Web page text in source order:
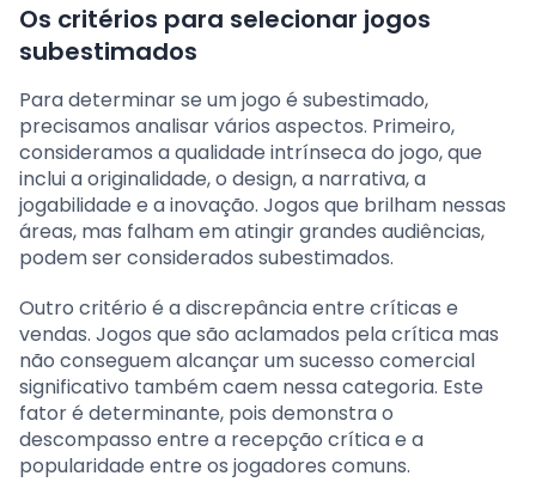
Os critérios para selecionar jogos
subestimados
Para determinar se um jogo é subestimado,
precisamos analisar vários aspectos. Primeiro,
consideramos a qualidade intrínseca do jogo, que
inclui a originalidade, o design, a narrativa, a
jogabilidade e a inovação. Jogos que brilham nessas
áreas, mas falham em atingir grandes audiências,
podem ser considerados subestimados.
Outro critério é a discrepância entre críticas e
vendas. Jogos que são aclamados pela crítica mas
não conseguem alcançar um sucesso comercial
significativo também caem nessa categoria. Este
fator é determinante, pois demonstra o
descompasso entre a recepção crítica e a
popularidade entre os jogadores comuns.